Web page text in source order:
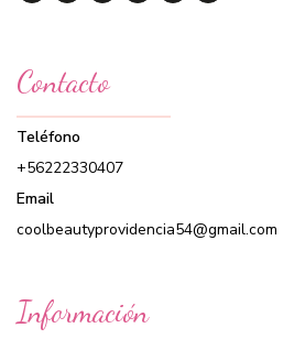
Contacto
Teléfono
+56222330407
Email
coolbeautyprovidencia54@gmail.com
Información